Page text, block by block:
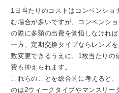
1日当たりのコストはコンベンショ
む場合が多いですが、コンベンシ
の際に多額の出費を覚悟しなければ
一方、定期交換タイプならレンズ
数変更できるうえに、1枚当たりの
費も抑えられます。
これらのことを総合的に考えると
のは2ウィークタイプやマンスリー